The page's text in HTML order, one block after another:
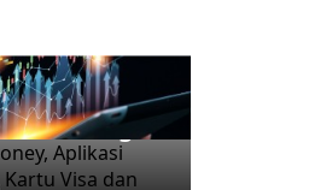
X Money,
Digital
dan Bunga